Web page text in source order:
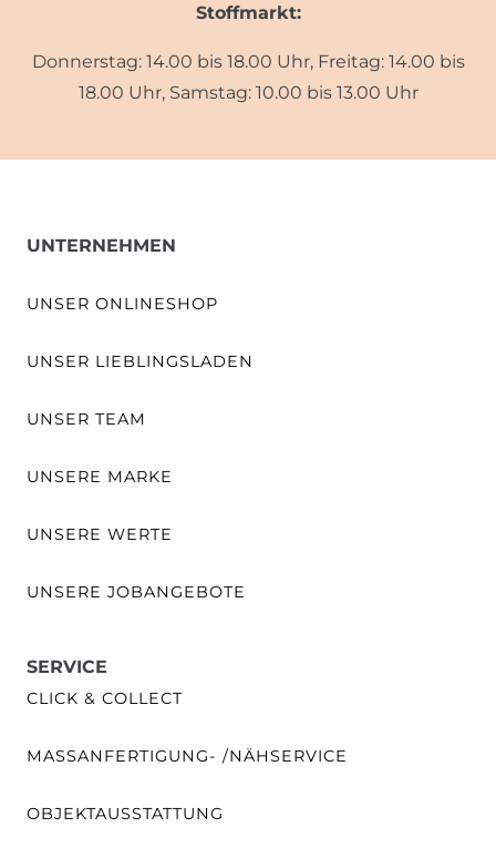
Stoffmarkt:
Donnerstag: 14.00 bis 18.00 Uhr, Freitag: 14.00 bis
18.00 Uhr, Samstag: 10.00 bis 13.00 Uhr
UNTERNEHMEN
UNSER ONLINESHOP
UNSER LIEBLINGSLADEN
UNSER TEAM
UNSERE MARKE
UNSERE WERTE
UNSERE JOBANGEBOTE
SERVICE
CLICK & COLLECT
MASSANFERTIGUNG- /NÄHSERVICE
OBJEKTAUSSTATTUNG